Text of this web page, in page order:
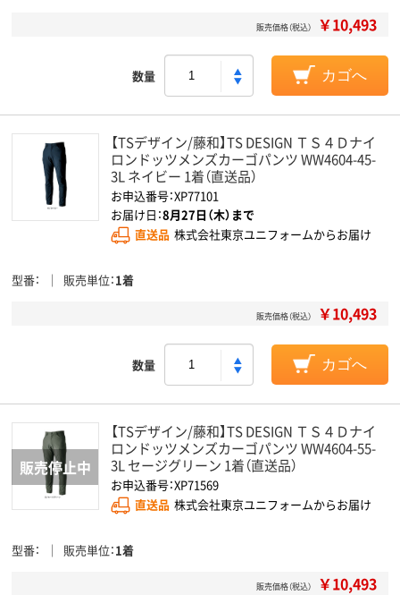
販売価格（税込） ￥10,493
数量 カゴへ
【TSデザイン/藤和】TS DESIGN ＴＳ４Ｄナイ
ロンドッツメンズカーゴパンツ WW4604-45-
3L ネイビー 1着（直送品）
お申込番号：XP77101
お届け日：8月27日（木）まで
直送品 株式会社東京ユニフォームからお届け
型番 販売単位 1着
販売価格（税込） ￥10,493
数量 カゴへ
【TSデザイン/藤和】TS DESIGN ＴＳ４Ｄナイ
ロンドッツメンズカーゴパンツ WW4604-55-
3L セージグリーン 1着（直送品）
お申込番号：XP71569
直送品 株式会社東京ユニフォームからお届け
型番 販売単位 1着
販売価格（税込） ￥10,493